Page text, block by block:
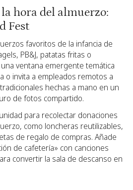
hora del almuerzo:
Fest
favoritos de la infancia de
PB&J, patatas fritas o
ventana emergente temática
o invita a empleados remotos a
hechas a mano en un
de fotos compartido.
para recolectar donaciones
como loncheras reutilizables,
de regalo de compras. Añade
de cafetería» con canciones
convertir la sala de descanso en